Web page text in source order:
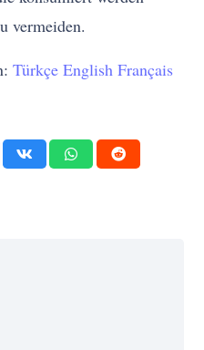
vermeiden.
Türkçe English Français